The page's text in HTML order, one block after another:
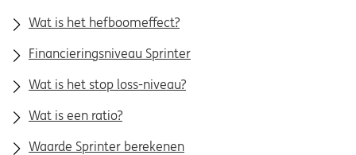
Wat is het hefboomeffect?
Financieringsniveau Sprinter
Wat is het stop loss-niveau?
Wat is een ratio?
Waarde Sprinter berekenen